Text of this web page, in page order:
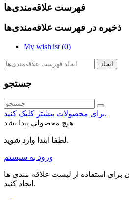
فهرست علاقه‌مندی‌ها
ذخیره در فهرست علاقه‌مندی‌ها
My wishlist (0)
ایجاد
جستجو
برای محصولات بیشتر کلیک کنید.
هیچ محصولی پیدا نشد.
لطفا ابتدا وارد شوید.
ورود به سیستم
برای استفاده از لیست علاقه مندی ها
ایجاد کنید.